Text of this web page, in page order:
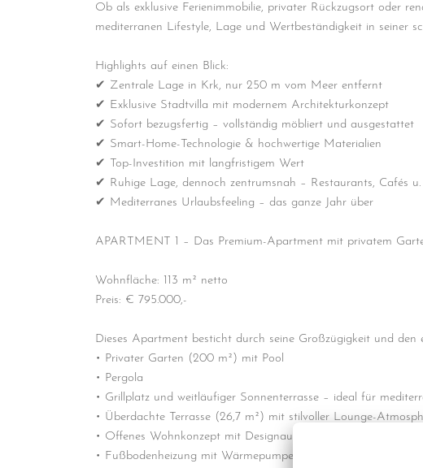
Ob als exklusive Ferienimmobilie, privater Rückzugsort oder
mediterranen Lifestyle, Lage und Wertbeständigkeit in seiner
Highlights auf einen Blick:
✔ Zentrale Lage in Krk, nur 250 m vom Meer entfernt
✔ Exklusive Stadtvilla mit modernem Architekturkonzept
✔ Sofort bezugsfertig – vollständig möbliert und ausgestattet
✔ Smart-Home-Technologie & hochwertige Materialien
✔ Top-Investition mit langfristigem Wert
✔ Ruhige Lage, dennoch zentrumsnah – Restaurants, Cafés
✔ Mediterranes Urlaubsfeeling – das ganze Jahr über
APARTMENT 1 – Das Premium-Apartment mit privatem
Wohnfläche: 113 m² netto
Preis: € 795.000,-
Dieses Apartment besticht durch seine Großzügigkeit und den
• Privater Garten (200 m²) mit Pool
• Pergola
• Grillplatz und weitläufiger Sonnenterrasse – ideal für
• Überdachte Terrasse (26,7 m²) mit stilvoller Lounge-
• Offenes Wohnkonzept mit Designausstattung und Smart-
• Fußbodenheizung mit Wärmepumpe